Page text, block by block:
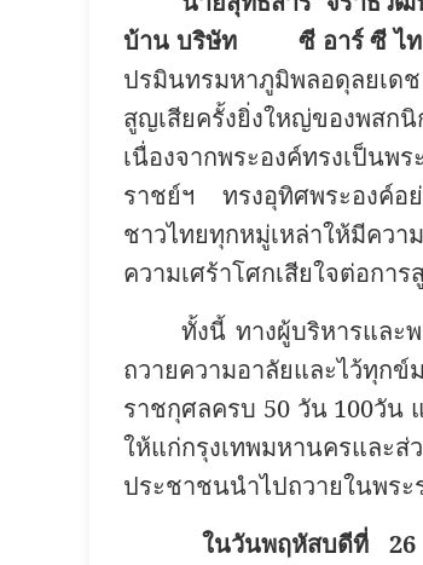
บ้าน บริษัท ซี อาร์ ซี ไท
ปรมินทรมหาภูมิพลอดุลยเด
สูญเสียครั้งยิ่งใหญ่ของพสกนิ
เนื่องจากพระองค์ทรงเป็นพ
ราชย์ฯ ทรงอุทิศพระองค์อย่
ชาวไทยทุกหมู่เหล่าให้มีคว
ความเศร้าโศกเสียใจต่อกา
ทั้งนี้ ทางผู้บริหารและ
ถวายความอาลัยและไว้ทุก
ราชกุศลครบ 50 วัน 100วัน
ให้แก่กรุงเทพมหานครแล
ประชาชนนำไปถวายในพร
ในวันพฤหัสบดีที่